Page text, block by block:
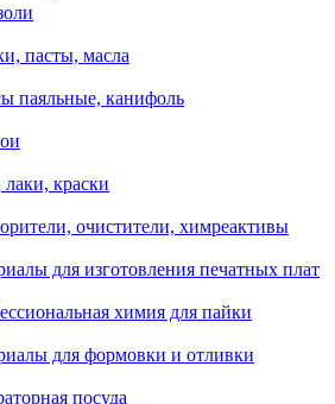
пасты, масла
паяльные, канифоль
краски
очистители, химреактивы
для изготовления печатных плат
химия для пайки
для формовки и отливки
посуда